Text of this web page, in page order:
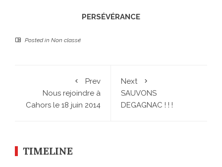
PERSÉVÉRANCE
Posted in Non classé
Prev
Nous rejoindre à
Cahors le 18 juin 2014
Next
SAUVONS
DEGAGNAC ! ! !
TIMELINE